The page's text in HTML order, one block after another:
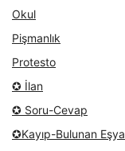
Okul
Pişmanlık
Protesto
✪ İlan
✪ Soru-Cevap
✪Kayıp-Bulunan Eşya